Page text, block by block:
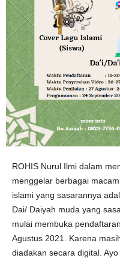
ROHIS Nurul Ilmi dalam
menggelar berbagai
islami yang sasarannya
Dai/ Daiyah muda yang
mulai membuka
Agustus 2021. Karena
diadakan secara digital.